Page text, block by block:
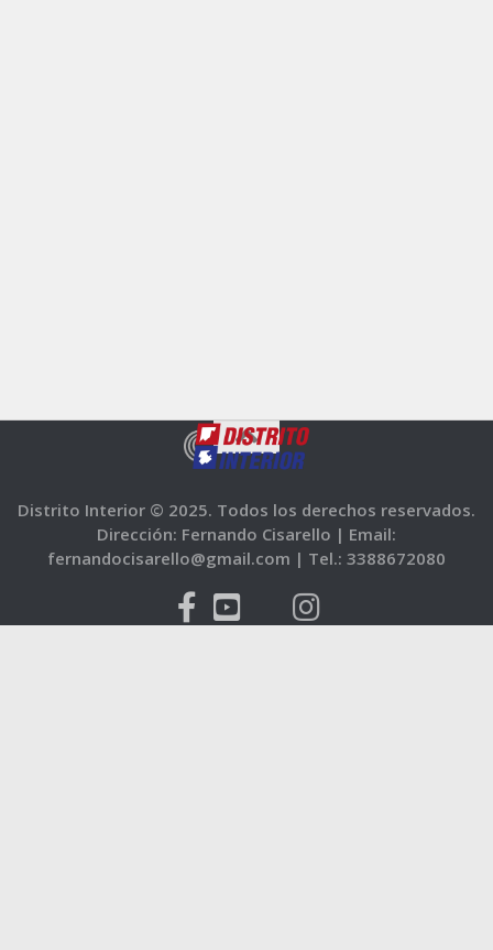
Distrito Interior © 2025. Todos los derechos reservados.
Dirección: Fernando Cisarello | Email:
fernandocisarello@gmail.com | Tel.: 3388672080